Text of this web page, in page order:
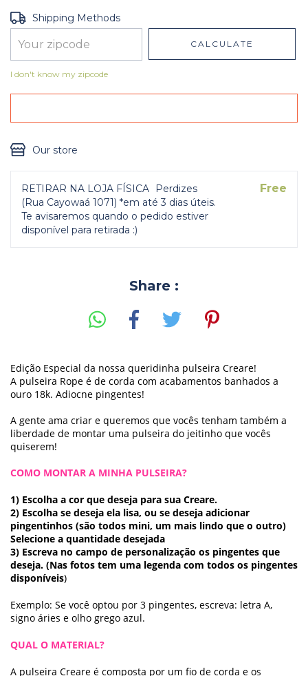
Shipping for zipcode:
Shipping Methods
CALCULATE
I don't know my zipcode
Our store
RETIRAR NA LOJA FÍSICA
Perdizes
(Rua Cayowaá 1071) *em até 3 dias úteis.
Te avisaremos quando o pedido estiver
disponível para retirada :)
Free
Share :
Edição Especial da nossa queridinha pulseira Creare!
A pulseira Rope é de corda com acabamentos banhados a
ouro 18k. Adiocne pingentes!
A gente ama criar e queremos que vocês tenham também a
liberdade de montar uma pulseira do jeitinho que vocês
quiserem!
COMO MONTAR A MINHA PULSEIRA?
1) Escolha a cor que deseja para sua Creare.
2) Escolha se deseja ela lisa, ou se deseja adicionar
pingentinhos (são todos mini, um mais lindo que o outro)
Selecione a quantidade desejada
3) Escreva no campo de personalização os pingentes que
deseja. (Nas fotos tem uma legenda com todos os pingentes
disponíveis)
Exemplo: Se você optou por 3 pingentes, escreva: letra A,
signo áries e olho grego azul.
QUAL O MATERIAL?
A pulseira Creare é composta por um fio de corda e os